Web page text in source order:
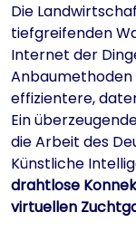
Die
tiefgreifenden
Internet der
effizientere,
Ein
die Arbeit des
Künstliche
drahtlose
virtuellen